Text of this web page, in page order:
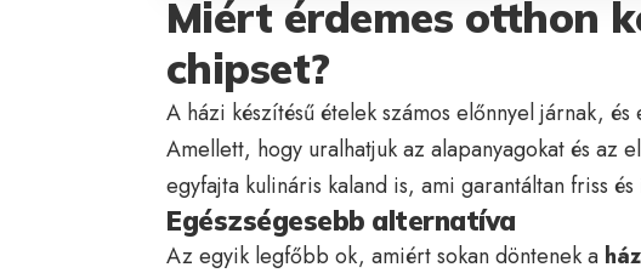
Miért érdemes otthon
chipset?
A házi készítésű ételek számos előnnyel járnak,
Amellett, hogy uralhatjuk az alapanyagokat és az
egyfajta kulináris kaland is, ami garantáltan friss
Egészségesebb alternatíva
Az egyik legfőbb ok, amiért sokan döntenek a